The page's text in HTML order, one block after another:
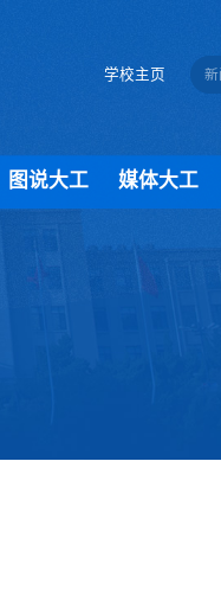
学校主页
图说大工 媒体大工